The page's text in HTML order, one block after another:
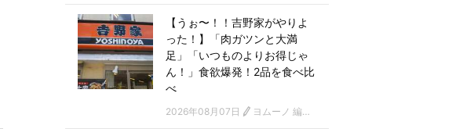
【うぉ〜！！吉野家がやりよ
った！】「肉ガツンと大満
足」「いつものよりお得じゃ
ん！」食欲爆発！2品を食べ比
べ
2026年08月07日 ヨムーノ 編集部